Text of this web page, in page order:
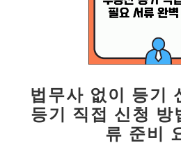
법무사 없이 등기
등기 직접 신청 방
류 준비